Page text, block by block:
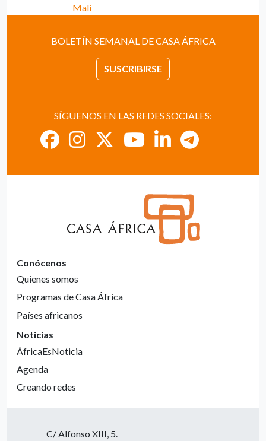
Mali
BOLETÍN SEMANAL DE CASA ÁFRICA
SUSCRIBIRSE
SÍGUENOS EN LAS REDES SOCIALES:
Conócenos
Quienes somos
Programas de Casa África
Países africanos
Noticias
ÁfricaEsNoticia
Agenda
Creando redes
C/ Alfonso XIII, 5.